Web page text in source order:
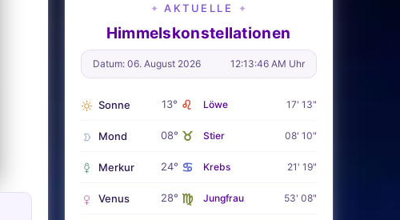
✦ AKTUELLE ✦
Himmelskonstellationen
Datum: 06. August 2026 12:13:47 AM Uhr
Sonne 13° ♌ Löwe 17' 13"
Mond 08° ♉ Stier 08' 10"
Merkur 24° ♋ Krebs 21' 19"
Venus 28° ♍ Jungfrau 53' 08"